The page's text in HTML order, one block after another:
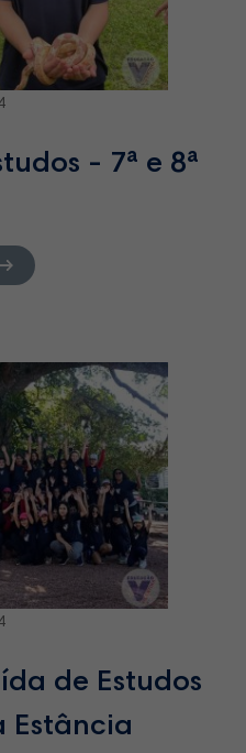
- 7ª e 8ª
de Estudos
Estância